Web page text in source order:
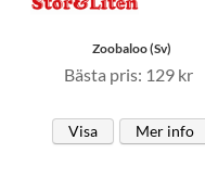
Zoobaloo (Sv)
Bästa pris: 129 kr
Visa Mer info